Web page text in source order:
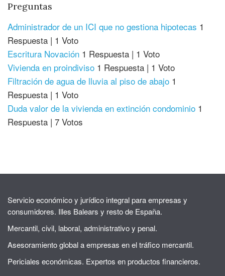
Preguntas
Administrador de un ICI que no gestiona hipotecas 1
Respuesta | 1 Voto
Escritura Novación 1 Respuesta | 1 Voto
Vivienda en proindiviso 1 Respuesta | 1 Voto
Filtración de agua de lluvia al piso de abajo 1
Respuesta | 1 Voto
Duda valor de la vivienda en extinción condominio 1
Respuesta | 7 Votos
Servicio económico y jurídico integral para empresas y
consumidores. Illes Balears y resto de España.
Mercantil, civil, laboral, administrativo y penal.
Asesoramiento global a empresas en el tráfico mercantil.
Periciales económicas. Expertos en productos financieros.